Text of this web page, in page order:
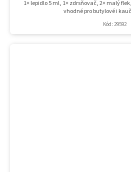
1× lepidlo 5 ml, 1× zdrsňovač, 2× malý
vhodné pro butylové i
Kód: 29592